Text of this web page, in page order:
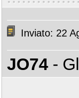
Inviato: 22
JO74 -